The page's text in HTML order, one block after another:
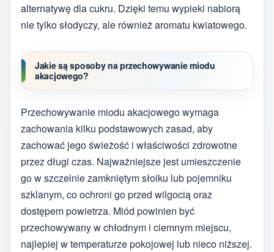
alternatywę dla cukru. Dzięki temu wypieki nabiorą
nie tylko słodyczy, ale również aromatu kwiatowego.
Jakie są sposoby na przechowywanie miodu
akacjowego?
Przechowywanie miodu akacjowego wymaga
zachowania kilku podstawowych zasad, aby
zachować jego świeżość i właściwości zdrowotne
przez długi czas. Najważniejsze jest umieszczenie
go w szczelnie zamkniętym słoiku lub pojemniku
szklanym, co ochroni go przed wilgocią oraz
dostępem powietrza. Miód powinien być
przechowywany w chłodnym i ciemnym miejscu,
najlepiej w temperaturze pokojowej lub nieco niższej.